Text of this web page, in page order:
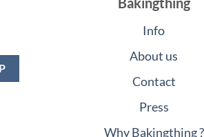
Info
About us
Contact
Press
Why Bakingthing ?